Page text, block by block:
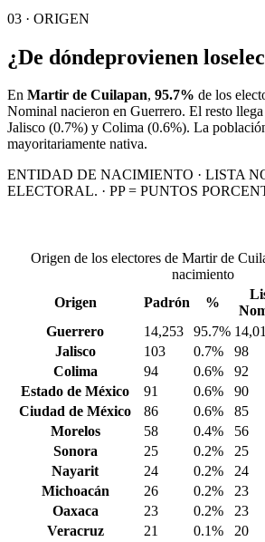
03 · ORIGEN
¿De dóndeprovienen los
En Martir de Cuilapan, 95.7% de los
Nominal nacieron en Guerrero. El resto
Jalisco (0.7%) y Colima (0.6%). La
mayoritariamente nativa.
ENTIDAD DE NACIMIENTO · LISTA
ELECTORAL. · PP = PUNTOS
Origen de los electores de Martir de
nacimiento
Origen
Padrón %
Guerrero
14,253 95.7%
Jalisco
103 0.7% 98
Colima
94 0.6% 92
Estado de México
91 0.6% 90
Ciudad de México
86 0.6% 85
Morelos
58 0.4% 56
Sonora
25 0.2% 25
Nayarit
24 0.2% 24
Michoacán
26 0.2% 23
Oaxaca
23 0.2% 23
Veracruz
21 0.1% 20